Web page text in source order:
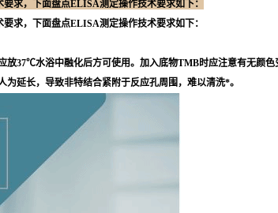
求，下面盘点ELISA测定操作技术要求如下：
求，下面盘点ELISA测定操作技术要求如下：
37℃水浴中融化后方可使用。加入底物TMB时应注意有无颜色
延长，导致非特结合紧附于反应孔周围，难以清洗*。